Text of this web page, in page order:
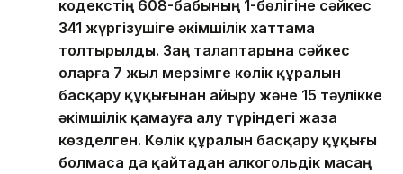
кодекстің 608-бабының 1-бөлігіне сәйкес
341 жүргізушіге әкімшілік хаттама
толтырылды. Заң талаптарына сәйкес
оларға 7 жыл мерзімге көлік құралын
басқару құқығынан айыру және 15 тәулікке
әкімшілік қамауға алу түріндегі жаза
көзделген. Көлік құралын басқару құқығы
болмаса да қайтадан алкогольдік масаң